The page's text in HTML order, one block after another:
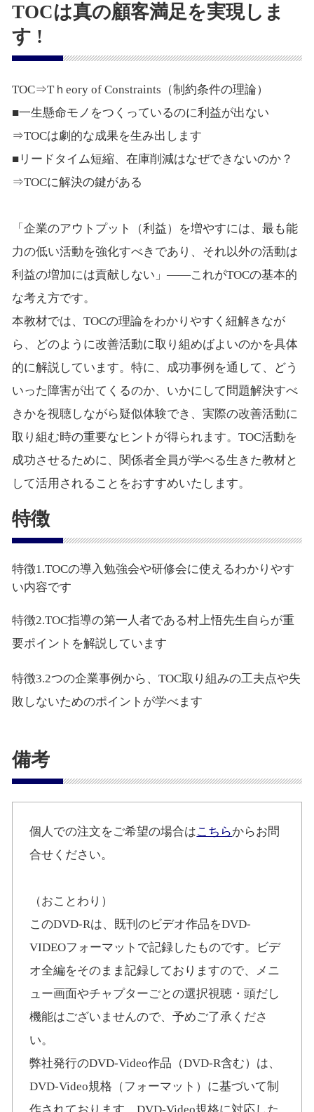
TOCは真の顧客満足を実現しま
す !
TOC⇒Tｈeory of Constraints（制約条件の理論）
■一生懸命モノをつくっているのに利益が出ない
⇒TOCは劇的な成果を生み出します
■リードタイム短縮、在庫削減はなぜできないのか？
⇒TOCに解決の鍵がある
「企業のアウトプット（利益）を増やすには、最も能
力の低い活動を強化すべきであり、それ以外の活動は
利益の増加には貢献しない」――これがTOCの基本的
な考え方です。
本教材では、TOCの理論をわかりやすく紐解きなが
ら、どのように改善活動に取り組めばよいのかを具体
的に解説しています。特に、成功事例を通して、どう
いった障害が出てくるのか、いかにして問題解決すべ
きかを視聴しながら疑似体験でき、実際の改善活動に
取り組む時の重要なヒントが得られます。TOC活動を
成功させるために、関係者全員が学べる生きた教材と
して活用されることをおすすめいたします。
特徴
特徴1.TOCの導入勉強会や研修会に使えるわかりやす
い内容です
特徴2.TOC指導の第一人者である村上悟先生自らが重
要ポイントを解説しています
特徴3.2つの企業事例から、TOC取り組みの工夫点や失
敗しないためのポイントが学べます
備考
個人での注文をご希望の場合はこちらからお問
合せください。
（おことわり）
このDVD-Rは、既刊のビデオ作品をDVD-
VIDEOフォーマットで記録したものです。ビデ
オ全編をそのまま記録しておりますので、メニ
ュー画面やチャプターごとの選択視聴・頭だし
機能はございませんので、予めご了承くださ
い。
弊社発行のDVD-Video作品（DVD-R含む）は、
DVD-Video規格（フォーマット）に基づいて制
作されております。DVD-Video規格に対応した